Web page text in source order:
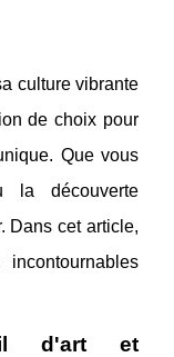
culture vibrante
de choix pour
Que vous
la découverte
Dans cet article,
d'art et